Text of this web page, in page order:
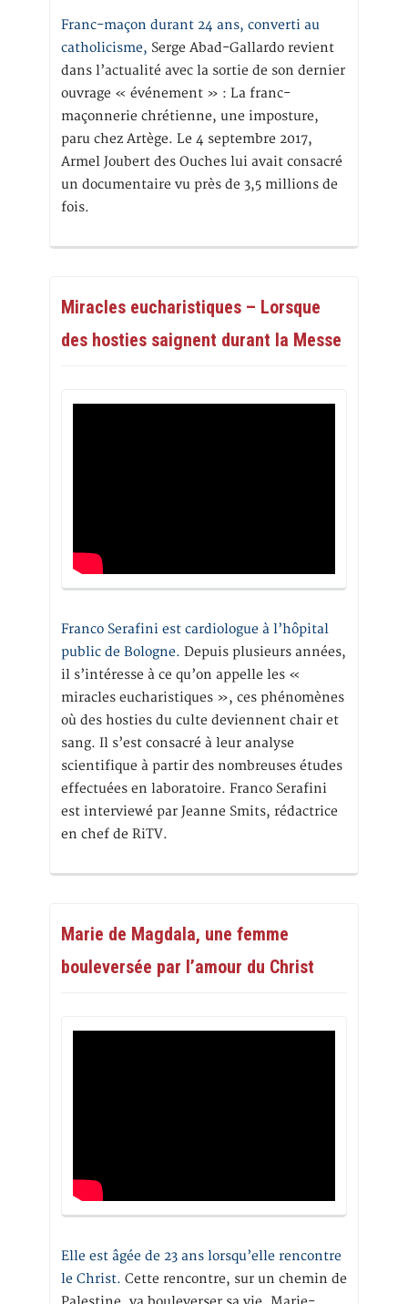
Franc-maçon durant 24 ans, converti au
catholicisme, Serge Abad-Gallardo revient
dans l’actualité avec la sortie de son dernier
ouvrage « événement » : La franc-
maçonnerie chrétienne, une imposture,
paru chez Artège. Le 4 septembre 2017,
Armel Joubert des Ouches lui avait consacré
un documentaire vu près de 3,5 millions de
fois.
Miracles eucharistiques – Lorsque
des hosties saignent durant la Messe
Franco Serafini est cardiologue à l’hôpital
public de Bologne. Depuis plusieurs années,
il s’intéresse à ce qu’on appelle les «
miracles eucharistiques », ces phénomènes
où des hosties du culte deviennent chair et
sang. Il s’est consacré à leur analyse
scientifique à partir des nombreuses études
effectuées en laboratoire. Franco Serafini
est interviewé par Jeanne Smits, rédactrice
en chef de RiTV.
Marie de Magdala, une femme
bouleversée par l’amour du Christ
Elle est âgée de 23 ans lorsqu’elle rencontre
le Christ. Cette rencontre, sur un chemin de